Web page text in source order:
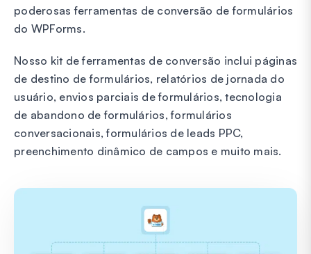
poderosas ferramentas de conversão de formulários
do WPForms.
Nosso kit de ferramentas de conversão inclui páginas
de destino de formulários, relatórios de jornada do
usuário, envios parciais de formulários, tecnologia
de abandono de formulários, formulários
conversacionais, formulários de leads PPC,
preenchimento dinâmico de campos e muito mais.